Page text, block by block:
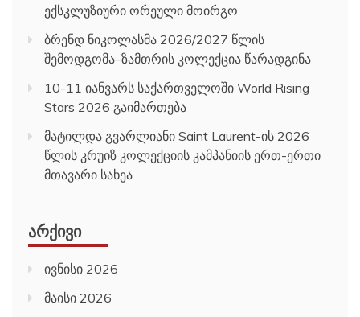
ექსკლუზიური ორეული მოირგო
ბრენდ ნიკოლასმა 2026/2027 წლის
შემოდგომა–ზამთრის კოლექცია წარადგინა
10-11 იანვარს საქართველოში World Rising
Stars 2026 გაიმართება
მატილდა გვარლიანი Saint Laurent-ის 2026
წლის კრუიზ კოლექციის კამპანიის ერთ-ერთი
მთავარი სახეა
ᲐᲠᲥᲘᲕᲘ
ივნისი 2026
მაისი 2026